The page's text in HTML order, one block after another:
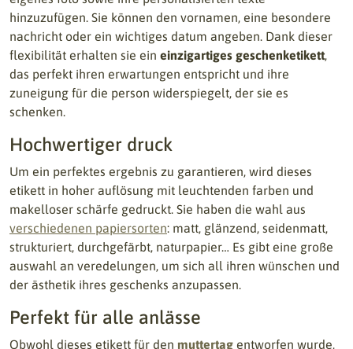
hinzuzufügen. Sie können den vornamen, eine besondere
nachricht oder ein wichtiges datum angeben. Dank dieser
flexibilität erhalten sie ein einzigartiges geschenketikett,
das perfekt ihren erwartungen entspricht und ihre
zuneigung für die person widerspiegelt, der sie es
schenken.
Hochwertiger druck
Um ein perfektes ergebnis zu garantieren, wird dieses
etikett in hoher auflösung mit leuchtenden farben und
makelloser schärfe gedruckt. Sie haben die wahl aus
verschiedenen papiersorten: matt, glänzend, seidenmatt,
strukturiert, durchgefärbt, naturpapier… Es gibt eine große
auswahl an veredelungen, um sich all ihren wünschen und
der ästhetik ihres geschenks anzupassen.
Perfekt für alle anlässe
Obwohl dieses etikett für den muttertag entworfen wurde,